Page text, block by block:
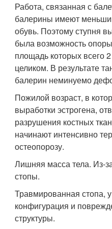
Работа, связанная с
балерины имеют
обувь. Поэтому ступня
была возможность
площадь которых всего
целиком. В результате
балерин неминуемо
Пожилой возраст, в
выработки эстрогена,
разрушения костных
начинают интенсивно
остеопорозу.
Лишняя масса тела. Из-
стопы.
Травмированная стопа,
конфигурация и
структуры.